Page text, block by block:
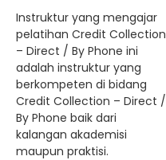
Instruktur yang mengajar
pelatihan Credit Collection
– Direct / By Phone ini
adalah instruktur yang
berkompeten di bidang
Credit Collection – Direct /
By Phone baik dari
kalangan akademisi
maupun praktisi.